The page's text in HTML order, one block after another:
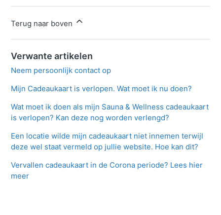
Terug naar boven
Verwante artikelen
Neem persoonlijk contact op
Mijn Cadeaukaart is verlopen. Wat moet ik nu doen?
Wat moet ik doen als mijn Sauna & Wellness cadeaukaart
is verlopen? Kan deze nog worden verlengd?
Een locatie wilde mijn cadeaukaart niet innemen terwijl
deze wel staat vermeld op jullie website. Hoe kan dit?
Vervallen cadeaukaart in de Corona periode? Lees hier
meer